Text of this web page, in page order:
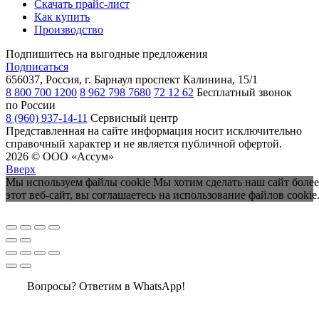
Скачать прайс-лист
Как купить
Производство
Подпишитесь на выгодные предложения
Подписаться
656037, Россия, г. Барнаул проспект Калинина, 15/1
8 800 700 1200 8 962 798 7680 72 12 62 Бесплатный звонок
по России
8 (960) 937-14-11 Сервисный центр
Представленная на сайте информация носит исключительно
справочный характер и не является публичной офертой.
2026 © ООО «Ассум»
Вверх
Мы используем файлы cookie Мы хотим сделать наш сайт
этот веб-сайт, вы соглашаетесь на использование файлов cookie.
Вопросы? Ответим в WhatsApp!